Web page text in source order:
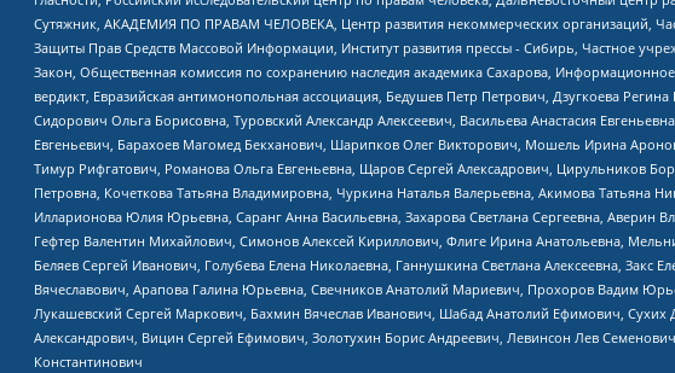
Сутяжник, АКАДЕМИЯ ПО ПРАВАМ ЧЕЛОВЕКА, Центр развития некоммерческих организаций,
Защиты Прав Средств Массовой Информации, Институт развития прессы - Сибирь, Частное
Закон, Общественная комиссия по сохранению наследия академика Сахарова,
вердикт, Евразийская антимонопольная ассоциация, Бедушев Петр Петрович, Дзугкоева
Сидорович Ольга Борисовна, Туровский Александр Алексеевич, Васильева Анастасия
Евгеньевич, Барахоев Магомед Бекханович, Шарипков Олег Викторович, Мошель Ирина
Тимур Рифгатович, Романова Ольга Евгеньевна, Щаров Сергей Алексадрович, Цирульников
Петровна, Кочеткова Татьяна Владимировна, Чуркина Наталья Валерьевна, Акимова Татьяна
Илларионова Юлия Юрьевна, Саранг Анна Васильевна, Захарова Светлана Сергеевна,
Гефтер Валентин Михайлович, Симонов Алексей Кириллович, Флиге Ирина Анатольевна,
Беляев Сергей Иванович, Голубева Елена Николаевна, Ганнушкина Светлана Алексеевна,
Вячеславович, Арапова Галина Юрьевна, Свечников Анатолий Мариевич, Прохоров Вадим
Лукашевский Сергей Маркович, Бахмин Вячеслав Иванович, Шабад Анатолий Ефимович,
Александрович, Вицин Сергей Ефимович, Золотухин Борис Андреевич, Левинсон Лев
Константинович